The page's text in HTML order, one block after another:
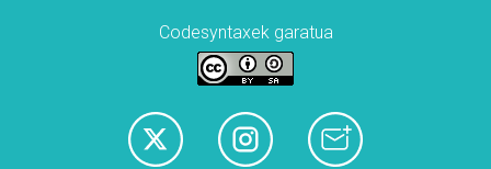
Codesyntaxek garatua